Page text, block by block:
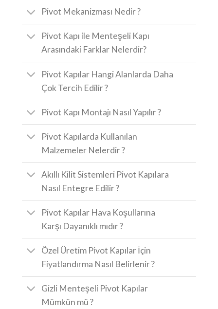
Pivot Mekanizması Nedir ?
Pivot Kapı ile Menteşeli Kapı
Arasındaki Farklar Nelerdir?
Pivot Kapılar Hangi Alanlarda Daha
Çok Tercih Edilir ?
Pivot Kapı Montajı Nasıl Yapılır ?
Pivot Kapılarda Kullanılan
Malzemeler Nelerdir ?
Akıllı Kilit Sistemleri Pivot Kapılara
Nasıl Entegre Edilir ?
Pivot Kapılar Hava Koşullarına
Karşı Dayanıklı mıdır ?
Özel Üretim Pivot Kapılar İçin
Fiyatlandırma Nasıl Belirlenir ?
Gizli Menteşeli Pivot Kapılar
Mümkün mü ?